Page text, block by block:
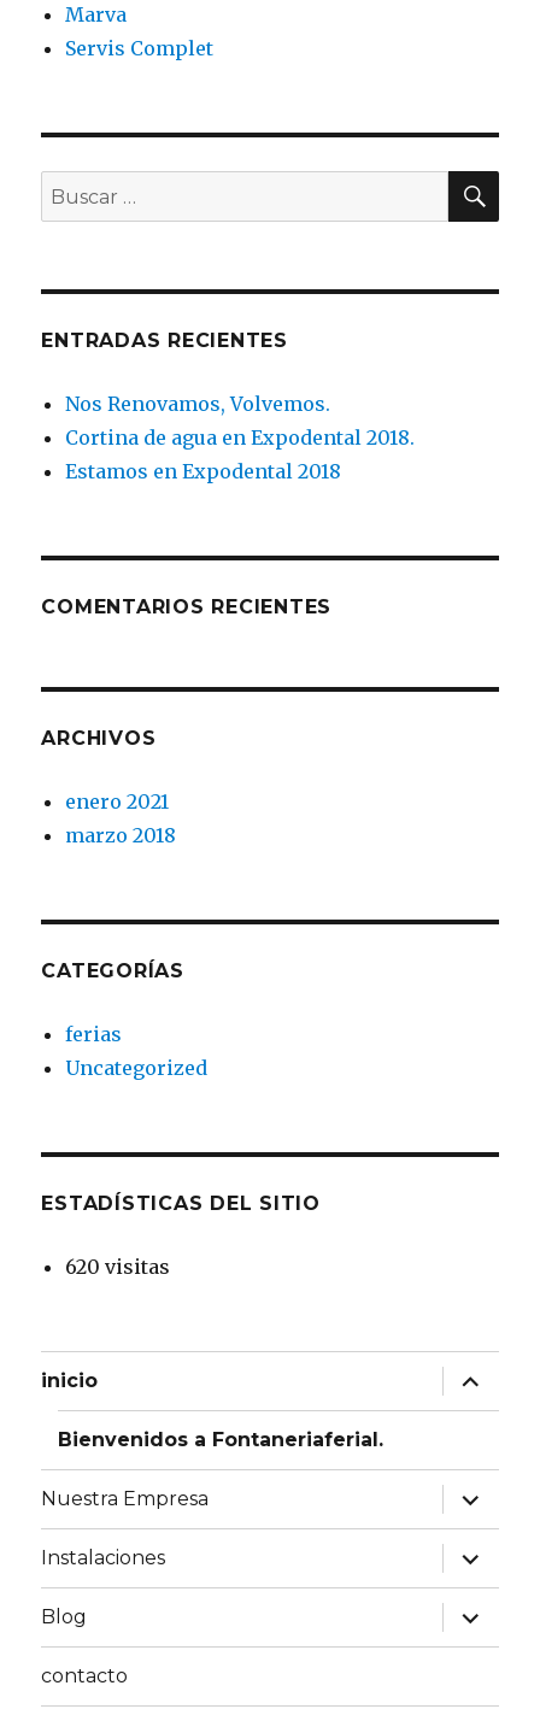
Marva
Servis Complet
Buscar
por:
ENTRADAS RECIENTES
Nos Renovamos, Volvemos.
Cortina de agua en Expodental 2018.
Estamos en Expodental 2018
COMENTARIOS RECIENTES
ARCHIVOS
enero 2021
marzo 2018
CATEGORÍAS
ferias
Uncategorized
ESTADÍSTICAS DEL SITIO
620 visitas
inicio
expande
el
menú
Bienvenidos a Fontaneriaferial.
Nuestra Empresa
expande
el
menú
inferior
Instalaciones
expande
el
menú
inferior
Blog
expande
el
menú
contacto